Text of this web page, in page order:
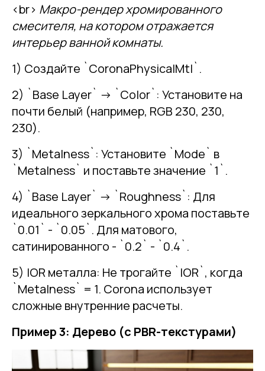
<br> Макро-рендер хромированного
смесителя, на котором отражается
интерьер ванной комнаты.
1) Создайте `CoronaPhysicalMtl`.
2) `Base Layer` -> `Color`: Установите на
почти белый (например, RGB 230, 230,
230).
3) `Metalness`: Установите `Mode` в
`Metalness` и поставьте значение `1`.
4) `Base Layer` -> `Roughness`: Для
идеального зеркального хрома поставьте
`0.01` - `0.05`. Для матового,
сатинированного - `0.2` - `0.4`.
5) IOR металла: Не трогайте `IOR`, когда
`Metalness` = 1. Corona использует
сложные внутренние расчеты.
Пример 3: Дерево (с PBR-текстурами)